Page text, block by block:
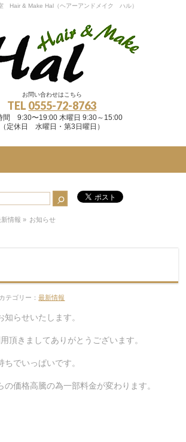
Hair & Make Hal（ヘアーアンドメイク ハル）
お問い合わせはこちら
TEL 0555-72-8763
間 9:30〜19:00 木曜日 9:30～15:00
（定休日 水曜日・第3日曜日）
新情報 » お知らせ
テゴリー：最新情報
らせいたします。
頂きましてありがとうございます。
でいっぱいです。
の価格高騰の為一部料金が変わります。